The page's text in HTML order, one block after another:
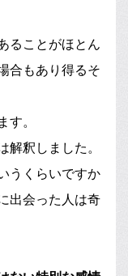
ることがほとん
合もあり得るそ
す。
解釈しました。
うくらいですか
出会った人は奇